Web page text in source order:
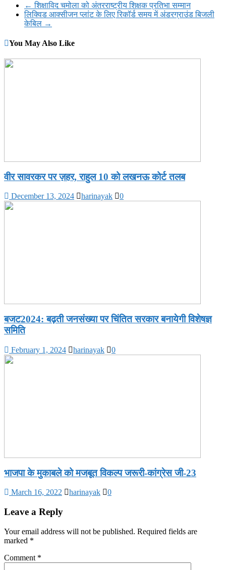
← शिक्षाविद चमोला को अंतरराष्ट्रीय शिक्षक प्रतिभा सम्मान
लिक्विड आक्सीजन प्लांट के लिए रिकॉर्ड समय में अंडरग्राउंड बिजली
केबिल →
You May Also Like
वीर सावरकर पर ज़हर, राहुल 10 को लखनऊ कोर्ट तलब
December 13, 2024 harinayak 0
बजट2024: बढ़ती जनसंख्या पर चिंतित सरकार बनायेगी विशेषज्ञ
समिति
February 1, 2024 harinayak 0
भाजपा के मुकाबले को मजबूत विकल्प जरूरी-कांग्रेस जी-23
March 16, 2022 harinayak 0
Leave a Reply
Your email address will not be published. Required fields are
marked *
Comment *